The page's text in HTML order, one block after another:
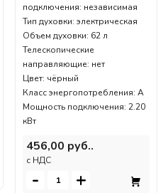
подключения: независимая
Тип духовки: электрическая
Объем духовки: 62 л
Телескопические
направляющие: нет
Цвет: чёрный
Класс энергопотребления: А
Мощность подключения: 2.20
кВт
456,00 руб..
c НДС
- +